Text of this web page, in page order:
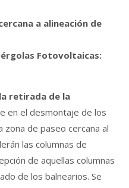
a alineación de
Fotovoltaicas:
retirada de la
en el desmontaje de los
de paseo cercana al
las columnas de
de aquellas columnas
de los balnearios. Se